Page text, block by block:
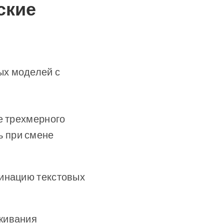
моделей с
трехмерного
при смене
текстовых